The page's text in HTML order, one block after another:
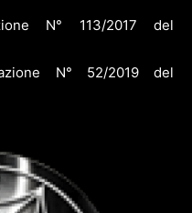
N° 113/2017 del
N° 52/2019 del